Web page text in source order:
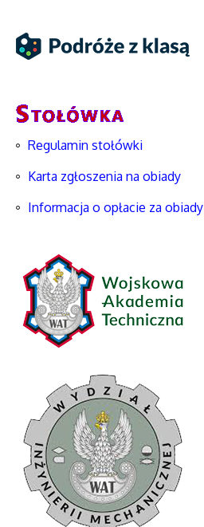
Regulamin stołówki
Karta zgłoszenia na obiady
Informacja o opłacie za obiady